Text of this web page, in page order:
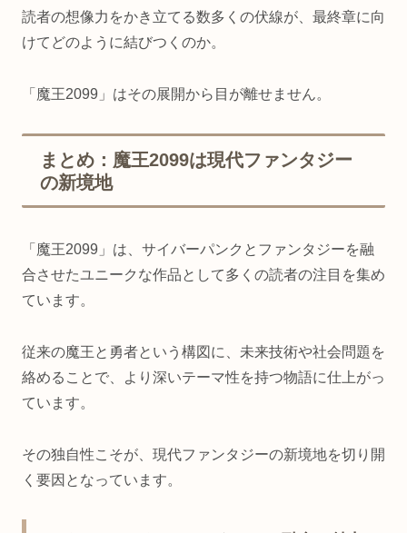
読者の想像力をかき立てる数多くの伏線が、最終章に向
けてどのように結びつくのか。
「魔王2099」はその展開から目が離せません。
まとめ：魔王2099は現代ファンタジー
の新境地
「魔王2099」は、サイバーパンクとファンタジーを融
合させたユニークな作品として多くの読者の注目を集め
ています。
従来の魔王と勇者という構図に、未来技術や社会問題を
絡めることで、より深いテーマ性を持つ物語に仕上がっ
ています。
その独自性こそが、現代ファンタジーの新境地を切り開
く要因となっています。